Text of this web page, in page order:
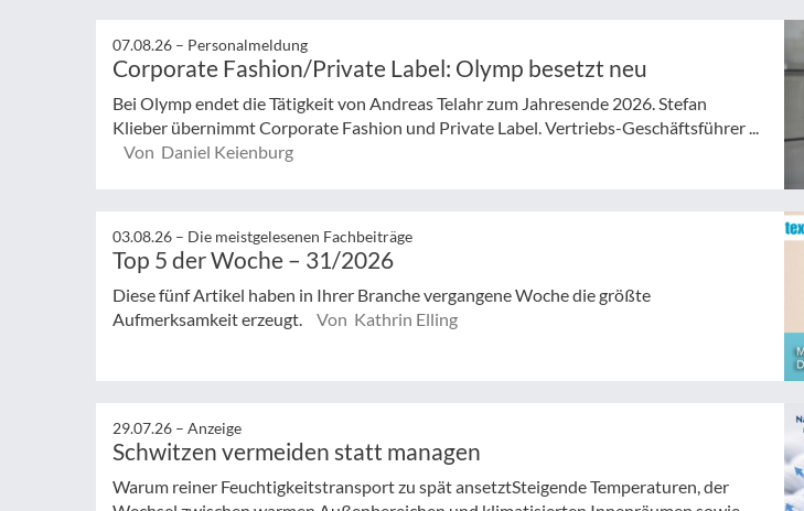
07.08.26 – Personalmeldung
Corporate Fashion/Private Label: Olymp besetzt neu
Bei Olymp endet die Tätigkeit von Andreas Telahr zum Jahresende 2026. Stefan
Klieber übernimmt Corporate Fashion und Private Label. Vertriebs-Geschäftsführer ...
Von Daniel Keienburg
03.08.26 – Die meistgelesenen Fachbeiträge
Top 5 der Woche – 31/2026
Diese fünf Artikel haben in Ihrer Branche vergangene Woche die größte
Aufmerksamkeit erzeugt.
Von Kathrin Elling
29.07.26 – Anzeige
Schwitzen vermeiden statt managen
Warum reiner Feuchtigkeitstransport zu spät ansetztSteigende Temperaturen, der